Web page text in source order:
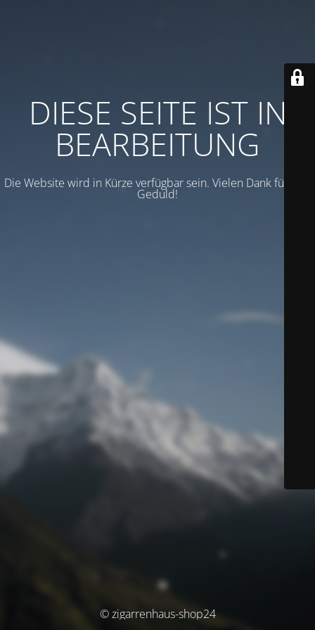
DIESE SEITE IST IN
BEARBEITUNG
Die Website wird in Kürze verfügbar sein. Vielen Dank für Ihre
Geduld!
© zigarrenhaus-shop24